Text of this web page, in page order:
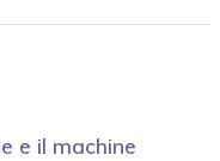
e il machine